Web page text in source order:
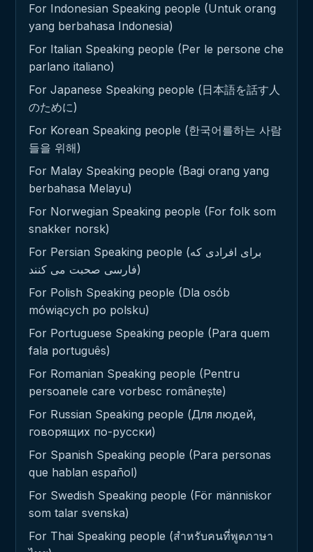
For Indonesian Speaking people (Untuk orang
yang berbahasa Indonesia)
For Italian Speaking people (Per le persone che
parlano italiano)
For Japanese Speaking people (日本語を話す人
のために)
For Korean Speaking people (한국어를하는 사람
들을 위해)
For Malay Speaking people (Bagi orang yang
berbahasa Melayu)
For Norwegian Speaking people (For folk som
snakker norsk)
For Persian Speaking people (برای افرادی که
فارسی صحبت می کنند)
For Polish Speaking people (Dla osób
mówiących po polsku)
For Portuguese Speaking people (Para quem
fala português)
For Romanian Speaking people (Pentru
persoanele care vorbesc românește)
For Russian Speaking people (Для людей,
говорящих по-русски)
For Spanish Speaking people (Para personas
que hablan español)
For Swedish Speaking people (För människor
som talar svenska)
For Thai Speaking people (สำหรับคนที่พูดภาษา